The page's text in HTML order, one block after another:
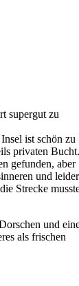
supergut zu
ist schön zu
privaten Bucht.
gefunden, aber
und leider
Strecke
und
als frischen